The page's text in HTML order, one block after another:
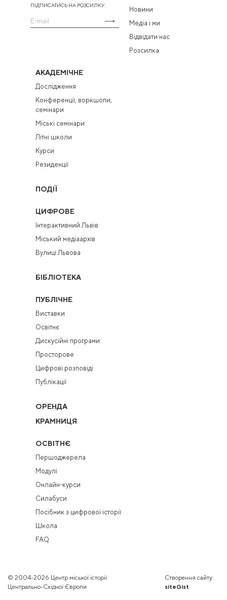
ПІДПИСАТИСЬ НА РОЗСИЛКУ:
Новини
Медіа і ми
Відвідати нас
Розсилка
АКАДЕМІЧНЕ
Дослідження
Конференції, воркшопи,
семінари
Міські семінари
Літні школи
Курси
Резиденції
ПОДІЇ
ЦИФРОВЕ
Інтерактивний Львів
Міський медіаархів
Вулиці Львова
БІБЛІОТЕКА
ПУБЛІЧНЕ
Виставки
Освітнє
Дискусійні програми
Просторове
Цифрові розповіді
Публікації
ОРЕНДА
КРАМНИЦЯ
ОСВІТНЄ
Першоджерела
Модулі
Онлайн-курси
Силабуси
Посібник з цифрової історії
Школа
FAQ
© 2004-2026 Центр міської історії
Центрально-Східної Європи
Створення сайту:
siteGist